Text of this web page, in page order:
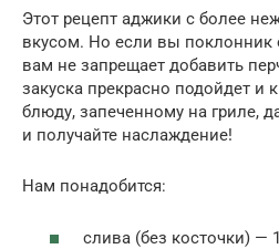
Этот рецепт аджики с более
вкусом. Но если вы поклонник
вам не запрещает добавить
закуска прекрасно подойдет
блюду, запеченному на гриле,
и получайте наслаждение!
Нам понадобится:
слива (без косточки) —